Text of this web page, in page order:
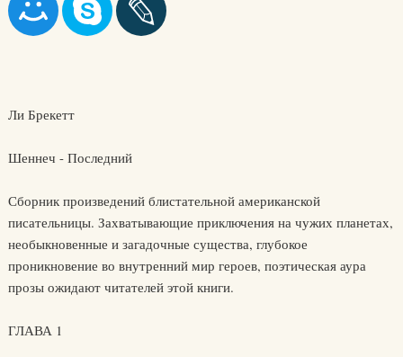
Ли Брекетт
Шеннеч - Последний
Сборник произведений блистательной американской
писательницы. Захватывающие приключения на чужих планетах,
необыкновенные и загадочные существа, глубокое
проникновение во внутренний мир героев, поэтическая аура
прозы ожидают читателей этой книги.
ГЛАВА 1